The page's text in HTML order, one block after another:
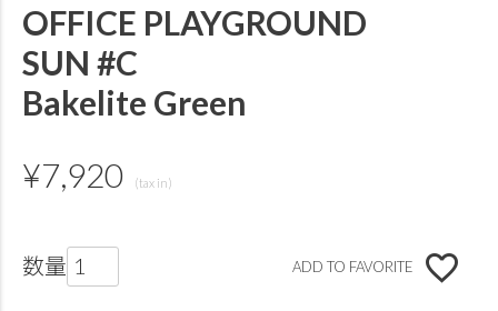
OFFICE PLAYGROUND
SUN #C
Bakelite Green
¥7,920
ADD TO FAVORITE